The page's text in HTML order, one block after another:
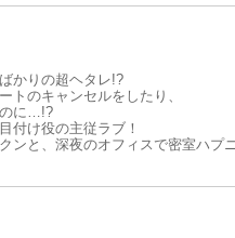
かりの超ヘタレ!?
トのキャンセルをしたり、
のに…!?
付け役の主従ラブ！
ンと、深夜のオフィスで密室ハプ